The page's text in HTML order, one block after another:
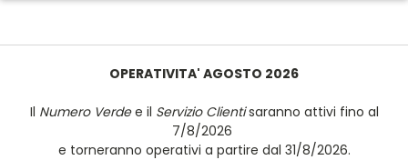
OPERATIVITA' AGOSTO 2026
Il Numero Verdee il Servizio Clientisaranno attivi fino al
7/8/2026
e torneranno operativi a partire dal 31/8/2026.